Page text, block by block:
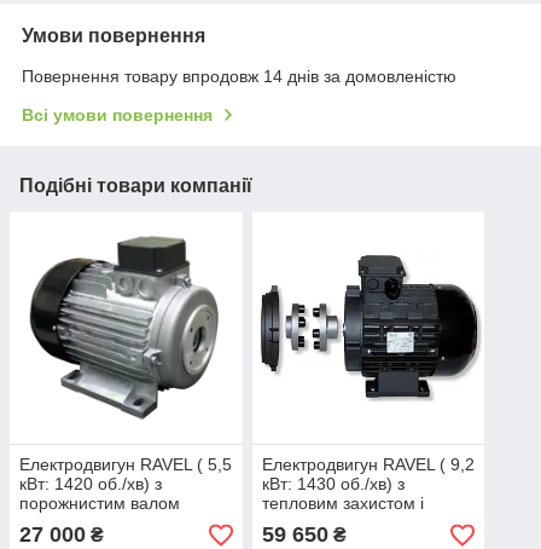
Умови повернення
Повернення товару впродовж 14 днів за домовленістю
Всі умови повернення
Подібні товари компанії
Електродвигун RAVEL ( 5,5
кВт: 1420 об./хв) з
порожнистим валом
27 000 ₴
Електродвигун RAVEL ( 9,2
кВт: 1430 об./хв) з
тепловим захистом і
порожнистим валом
59 650₴